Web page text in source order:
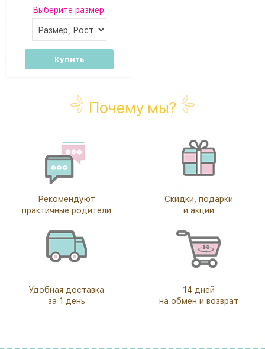
Выберите размер:
Купить
Почему мы?
Рекомендуют
практичные родители
Скидки, подарки
и акции
Удобная доставка
за 1 день
14 дней
на обмен и возврат